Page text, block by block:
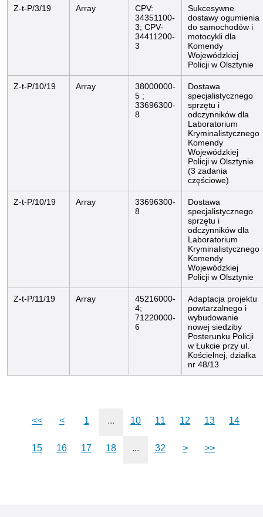
Z-t-P/3/19 Array
CPV:
34351100-
3; CPV-
34411200-
3
Sukcesywne
dostawy ogumienia
do samochodów i
motocykli dla
Komendy
Wojewódzkiej
Policji w Olsztynie
Z-t-P/10/19 Array
38000000-
5 ;
33696300-
8
Dostawa
specjalistycznego
sprzętu i
odczynników dla
Laboratorium
Kryminalistycznego
Komendy
Wojewódzkiej
Policji w Olsztynie
(3 zadania
częściowe)
Z-t-P/10/19 Array
33696300-
8
Dostawa
specjalistycznego
sprzętu i
odczynników dla
Laboratorium
Kryminalistycznego
Komendy
Wojewódzkiej
Policji w Olsztynie
Z-t-P/11/19 Array
45216000-
4;
71220000-
6
Adaptacja projektu
powtarzalnego i
wybudowanie
nowej siedziby
Posterunku Policji
w Łukcie przy ul.
Kościelnej, działka
nr 48/13
<< < 1 ... 10 11 12 13 14
15 16 17 18 ... 32 > >>